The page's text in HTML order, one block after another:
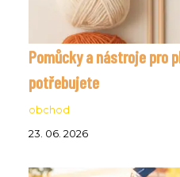
Pomůcky a nástroje pro
potřebujete
obchod
23. 06. 2026